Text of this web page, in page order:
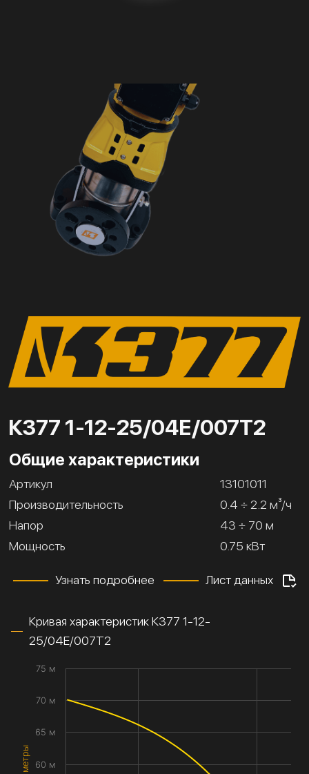
К377 1-12-25/04Е/007Т2
Общие характеристики
Артикул
13101011
Производительность
0.4 ÷ 2.2 м³/ч
Напор
43 ÷ 70 м
Мощность
0.75 кВт
Узнать подробнее Лист данных
Кривая характеристик К377 1-12-
25/04Е/007Т2
60 м
65 м
70 м
75 м